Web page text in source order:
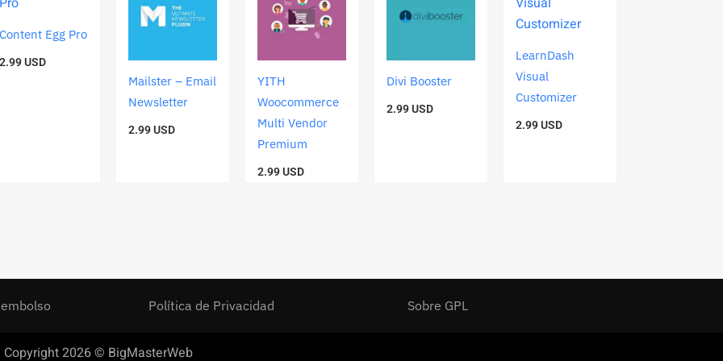
Content Egg Pro
2.99USD
Mailster – Email
Newsletter
2.99USD
YITH
Woocommerce
Multi Vendor
Premium
2.99USD
Divi Booster
2.99USD
LearnDash
Visual
Customizer
2.99USD
Política de Privacidad Sobre GPL
Copyright 2026 © BigMasterWeb